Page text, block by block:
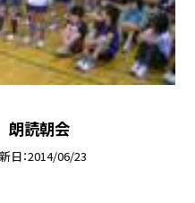
朗読朝会
日 2014/06/23